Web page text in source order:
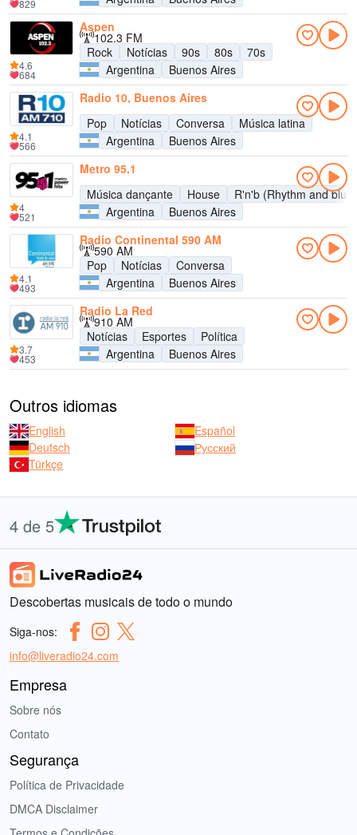
829
Aspen
102.3 FM
Rock
Notícias 90s 80s
70s
Argentina
Buenos Aires
4.6
684
Radio 10, Buenos Aires
Pop
Notícias Conversa
Música latina
Argentina
Buenos Aires
4.1
566
Metro 95.1
Música dançante
House
R'n'b (Rhythm and
Argentina
Buenos Aires
4
521
Radio Continental 590 AM
590 AM
Pop
Notícias
Conversa
Argentina
Buenos Aires
4.1
493
Radio La Red
910 AM
Notícias
Esportes
Política
Argentina
Buenos Aires
3.7
453
Outros idiomas
English
Español
Deutsch
Русский
Türkçe
4 de 5
Descobertas musicais de todo o mundo
Siga-nos:
info@liveradio24.com
Empresa
Sobre nós
Contato
Segurança
Política de Privacidade
DMCA Disclaimer